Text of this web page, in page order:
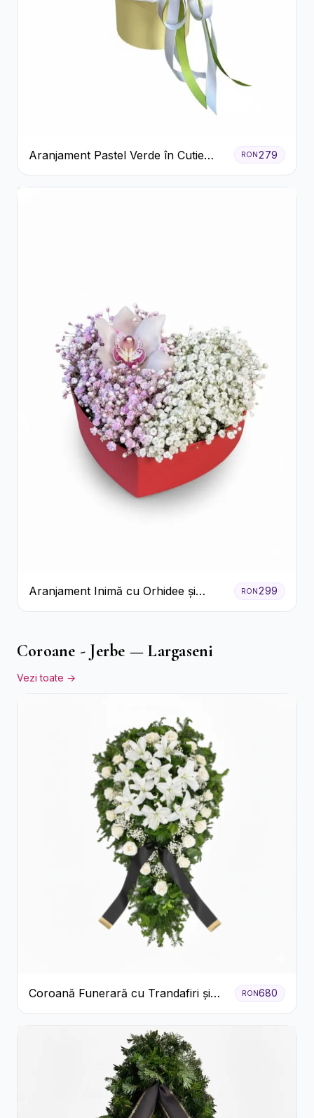
Aranjament Pastel Verde în Cutie
Galben Pal
RON 279
Aranjament Inimă cu Orhidee și
Floarea Miresei
RON299
Coroane - Jerbe — Largaseni
Vezi toate →
Coroană Funerară cu Trandafiri și
Crini
RON680